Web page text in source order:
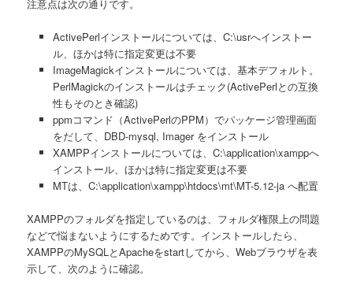
注意点は次の通りです。
ActivePerlインストールについては、C:\usrへインストー
ル、ほかは特に指定変更は不要
ImageMagickインストールについては、基本デフォルト。
PerlMagickのインストールはチェック(ActivePerlとの互換
性もそのとき確認)
ppmコマンド（ActivePerlのPPM）でパッケージ管理画面
をだして、DBD-mysql, Imager をインストール
XAMPPインストールについては、C:\application\xamppへ
インストール、ほかは特に指定変更は不要
MTは、C:\application\xampp\htdocs\mt\MT-5.12-ja へ配置
XAMPPのフォルダを指定しているのは、フォルダ権限上の問題
などで悩まないようにするためです。インストールしたら、
XAMPPのMySQLとApacheをstartしてから、Webブラウザを表
示して、次のように確認。